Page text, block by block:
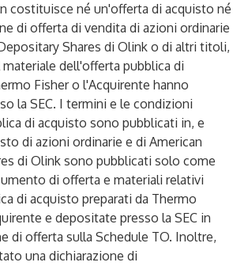
costituisce né un'offerta di acquisto né
di offerta di vendita di azioni ordinarie
Shares di Olink o di altri titoli,
dell'offerta pubblica di
Fisher o l'Acquirente hanno
la SEC. I termini e le condizioni
di acquisto sono pubblicati in, e
di azioni ordinarie e di American
di Olink sono pubblicati solo come
di offerta e materiali relativi
di acquisto preparati da Thermo
e depositate presso la SEC in
di offerta sulla Schedule TO. Inoltre,
una dichiarazione di